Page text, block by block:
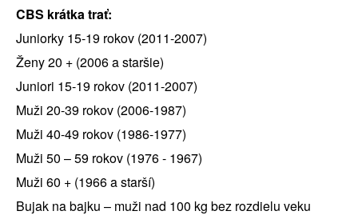
CBS krátka trať:
Juniorky 15-19 rokov (2011-2007)
Ženy 20 + (2006 a staršie)
Juniori 15-19 rokov (2011-2007)
Muži 20-39 rokov (2006-1987)
Muži 40-49 rokov (1986-1977)
Muži 50 – 59 rokov (1976 - 1967)
Muži 60 + (1966 a starší)
Bujak na bajku – muži nad 100 kg bez rozdielu veku